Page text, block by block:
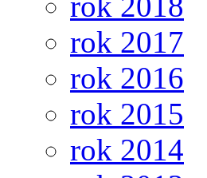
rok 2017
rok 2016
rok 2015
rok 2014